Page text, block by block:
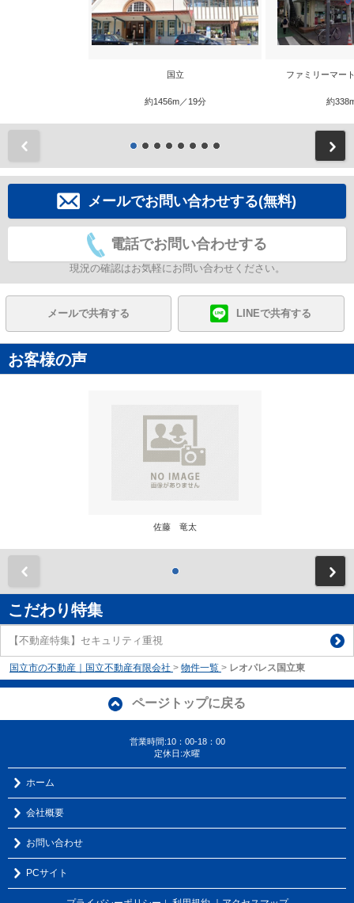
国立
約1456m／19分
ファミリーマー
約
メールでお問い合わせする(無料)
電話でお問い合わせする
現況の確認はお気軽にお問い合わせください。
メールで共有する LINEで共有する
お客様の声
佐藤 竜太
こだわり特集
【不動産特集】セキュリティ重視
国立市の不動産｜国立不動産有限会社 > 物件一覧 > レオパレス国立東
ページトップに戻る
営業時間:10：00-18：00
定休日:水曜
ホーム
会社概要
お問い合わせ
PCサイト